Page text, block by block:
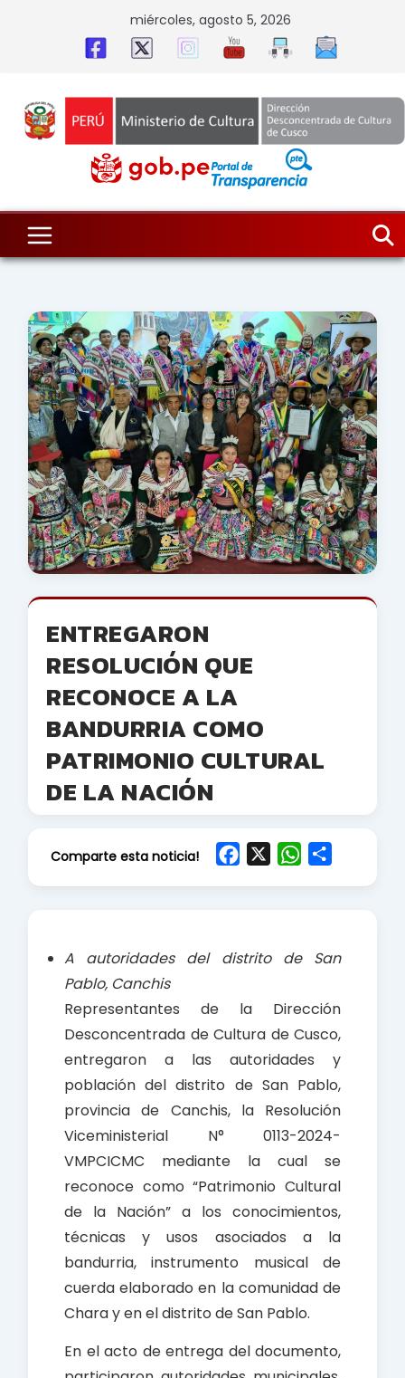
miércoles, agosto 5, 2026
ENTREGARON
RESOLUCIÓN QUE
RECONOCE A LA
BANDURRIA COMO
PATRIMONIO CULTURAL
DE LA NACIÓN
Comparte esta noticia!
k
W
p
A autoridades del distrito de San
Pablo, Canchis
Representantes de la Dirección
Desconcentrada de Cultura de Cusco,
entregaron a las autoridades y
población del distrito de San Pablo,
provincia de Canchis, la Resolución
Viceministerial N° 0113-2024-
VMPCICMC mediante la cual se
reconoce como “Patrimonio Cultural
de la Nación” a los conocimientos,
técnicas y usos asociados a la
bandurria, instrumento musical de
cuerda elaborado en la comunidad de
Chara y en el distrito de San Pablo.
En el acto de entrega del documento,